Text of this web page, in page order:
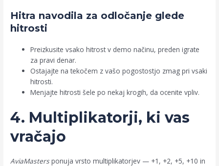
Hitra navodila za odločanje glede
hitrosti
Preizkusite vsako hitrost v demo načinu, preden igrate
za pravi denar.
Ostajajte na tekočem z vašo pogostostjo zmag pri vsaki
hitrosti.
Menjajte hitrosti šele po nekaj krogih, da ocenite vpliv.
4. Multiplikatorji, ki vas
vračajo
AviaMastersponuja vrsto multiplikatorjev — +1, +2, +5, +10 in